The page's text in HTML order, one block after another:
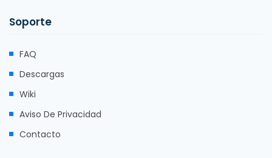
Soporte
FAQ
Descargas
Wiki
Aviso De Privacidad
Contacto